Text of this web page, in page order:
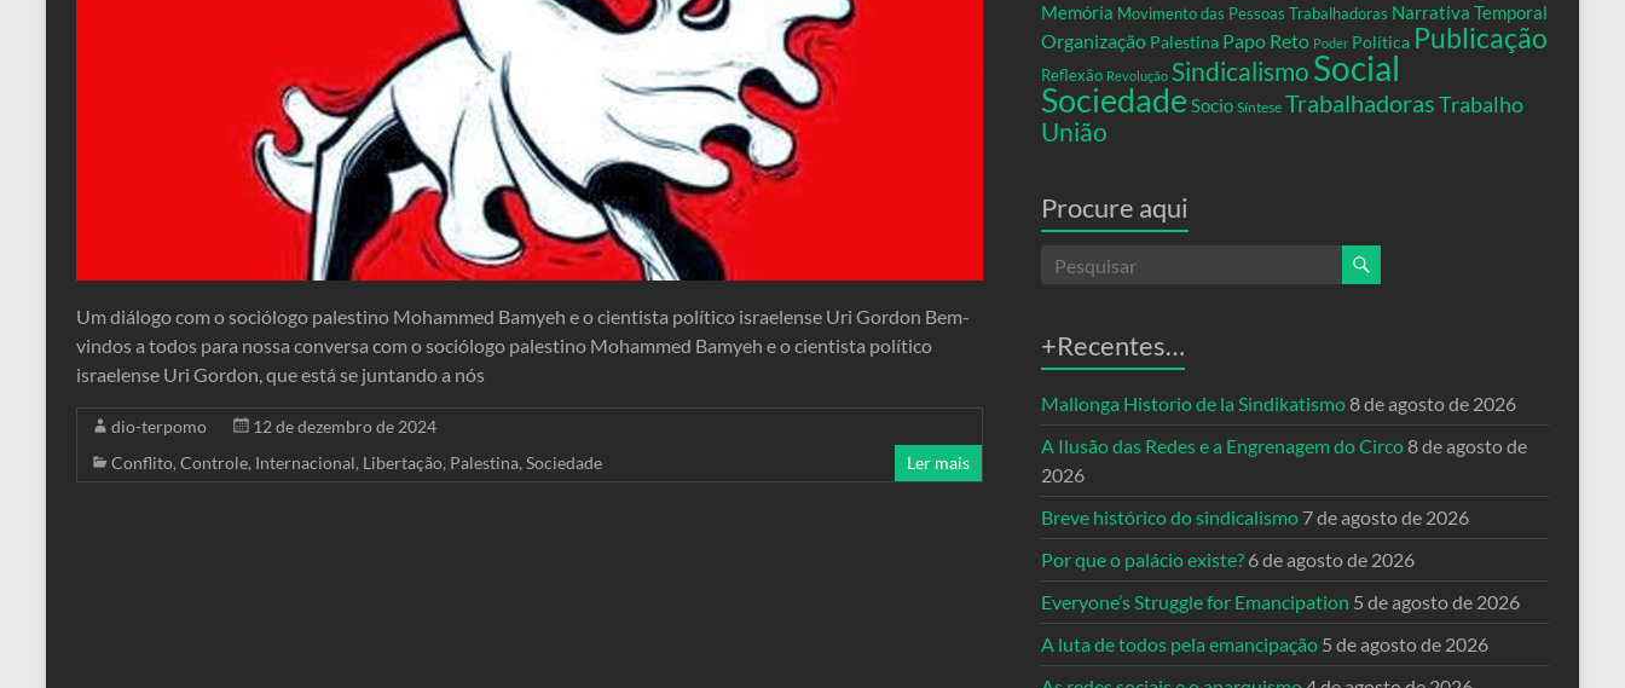
Um diálogo com o sociólogo palestino Mohammed Bamyeh e o cientista político israelense Uri Gordon Bem-
vindos a todos para nossa conversa com o sociólogo palestino Mohammed Bamyeh e o cientista político
israelense Uri Gordon, que está se juntando a nós
dio-terpomo
12 de dezembro de 2024
Conflito, Controle, Internacional, Libertação, Palestina, Sociedade Ler mais
Memória Movimento das Pessoas Trabalhadoras Narrativa Temporal
Organização Palestina Papo Reto Poder Política Publicação
Reflexão Revolução Sindicalismo Social
Sociedade Socio Síntese TrabalhadorasTrabalho
União
Procure aqui
+Recentes…
Mallonga Historio de la Sindikatismo8 de agosto de 2026
A Ilusão das Redes e a Engrenagem do Circo8 de agosto de
2026
Breve histórico do sindicalismo 7 de agosto de 2026
Por que o palácio existe? 6 de agosto de 2026
Everyone’s Struggle for Emancipation 5 de agosto de 2026
A luta de todos pela emancipação 5 de agosto de 2026